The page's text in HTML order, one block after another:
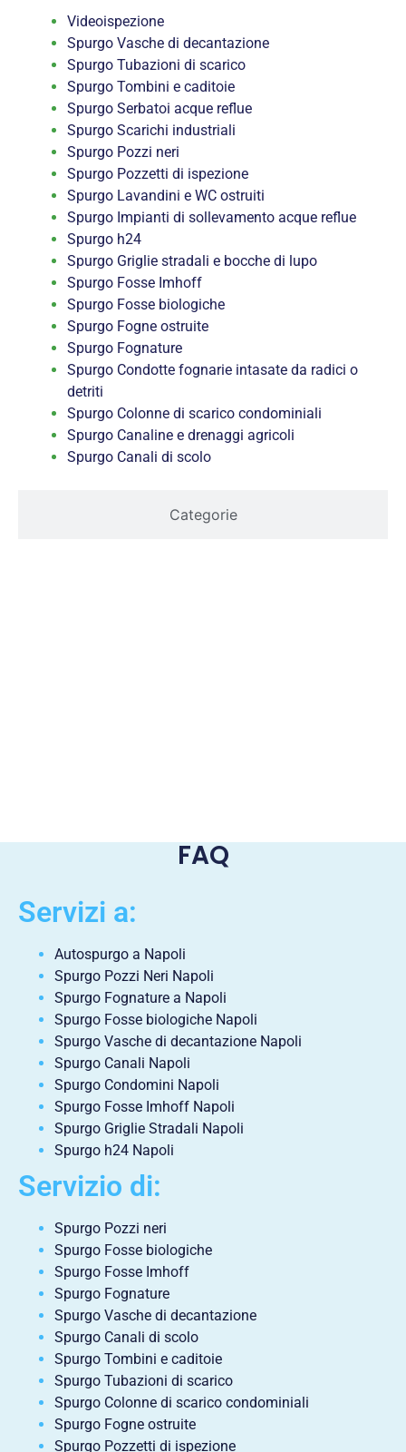
Categorie
Videoispezione
Spurgo Vasche di decantazione
Spurgo Tubazioni di scarico
Spurgo Tombini e caditoie
Spurgo Serbatoi acque reflue
Spurgo Scarichi industriali
Spurgo Pozzi neri
Spurgo Pozzetti di ispezione
Spurgo Lavandini e WC ostruiti
Spurgo Impianti di sollevamento acque reflue
Spurgo h24
Spurgo Griglie stradali e bocche di lupo
Spurgo Fosse Imhoff
Spurgo Fosse biologiche
Spurgo Fogne ostruite
Spurgo Fognature
Spurgo Condotte fognarie intasate da radici o
detriti
Spurgo Colonne di scarico condominiali
Spurgo Canaline e drenaggi agricoli
Spurgo Canali di scolo
FAQ
Servizi a:
Autospurgo a Napoli
Spurgo Pozzi Neri Napoli
Spurgo Fognature a Napoli
Spurgo Fosse biologiche Napoli
Spurgo Vasche di decantazione Napoli
Spurgo Canali Napoli
Spurgo Condomini Napoli
Spurgo Fosse Imhoff Napoli
Spurgo Griglie Stradali Napoli
Spurgo h24 Napoli
Servizio di:
Spurgo Pozzi neri
Spurgo Fosse biologiche
Spurgo Fosse Imhoff
Spurgo Fognature
Spurgo Vasche di decantazione
Spurgo Canali di scolo
Spurgo Tombini e caditoie
Spurgo Tubazioni di scarico
Spurgo Colonne di scarico condominiali
Spurgo Fogne ostruite
Spurgo Pozzetti di ispezione